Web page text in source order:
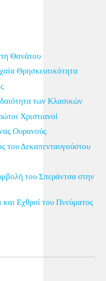
Θανάτου
Θρησκευτικότητα
των Κλασικών
Χριστιανοί
Ουρανούς
του Δεκαπενταυγούστου
του Σπεράντσα στην
Εχθροί του Πνεύματος